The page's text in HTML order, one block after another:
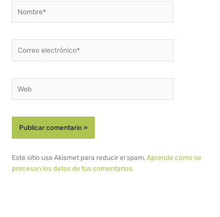
electrónico*
Este sitio usa Akismet para reducir el spam.Aprende cómo se
procesan los datos de tus comentarios.